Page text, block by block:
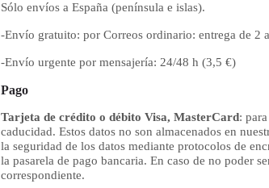
Sólo envíos a España (península e islas).
-Envío gratuito: por Correos ordinario: entrega de 2
-Envío urgente por mensajería: 24/48 h (3,5 €)
Pago
Tarjeta de crédito o débito Visa, MasterCard:
caducidad. Estos datos no son almacenados en
la seguridad de los datos mediante protocolos de
la pasarela de pago bancaria. En caso de no poder
correspondiente.